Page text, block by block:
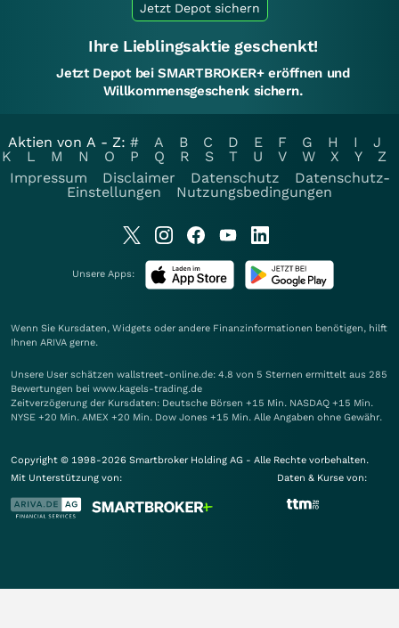
Jetzt Depot sichern
Ihre Lieblingsaktie geschenkt!
Jetzt Depot bei SMARTBROKER+ eröffnen und
Willkommensgeschenk sichern.
Aktien von A - Z: # A B C D E F G H I
J
K
L M N O P Q R S T U V W X Y
Z
Impressum
Disclaimer Datenschutz
Datenschutz-
Einstellungen
Nutzungsbedingungen
Unsere Apps:
Wenn Sie Kursdaten, Widgets oder andere Finanzinformationen benötigen, hilft
Ihnen ARIVA gerne.
Unsere User schätzen wallstreet-online.de: 4.8 von 5 Sternen ermittelt aus 285
Bewertungen bei www.kagels-trading.de
Zeitverzögerung der Kursdaten: Deutsche Börsen +15 Min. NASDAQ +15 Min.
NYSE +20 Min. AMEX +20 Min. Dow Jones +15 Min. Alle Angaben ohne Gewähr.
Copyright © 1998-2026 Smartbroker Holding AG - Alle Rechte vorbehalten.
Mit Unterstützung von:
Daten & Kurse von: